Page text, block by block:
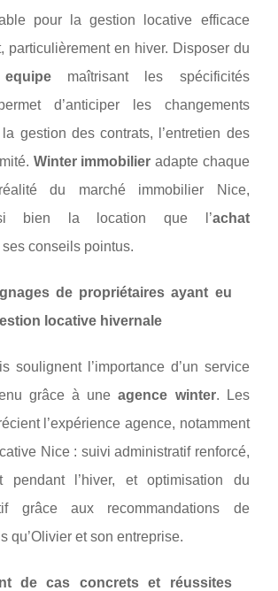
pour la gestion locative efficace
particulièrement en hiver. Disposer du
equipemaîtrisant les spécificités
d’anticiper les changements
gestion des contrats, l’entretien des
Winter immobilier adapte chaque
du marché immobilier Nice,
bien la location que l’achat
ses conseils pointus.
de propriétaires ayant eu
locative hivernale
soulignent l’importance d’un service
grâce à uneagence winter. Les
l’expérience agence, notamment
Nice : suivi administratif renforcé,
pendant l’hiver, et optimisation du
grâce aux recommandations de
qu’Olivier et son entreprise.
de cas concrets et réussites